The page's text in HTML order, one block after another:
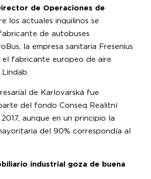
de Operaciones de
los actuales inquilinos se
de autobuses
la empresa sanitaria Fresenius
el fabricante europeo de aire
de Karlovarská fue
del fondo Conseq Realitní
aunque en un principio la
del 90% correspondía al
industrial goza de buena